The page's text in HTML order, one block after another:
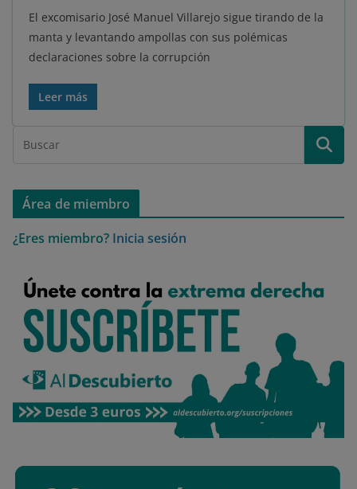
El excomisario José Manuel Villarejo sigue tirando de la
manta y levantando ampollas con sus polémicas
declaraciones sobre la corrupción
Leer más
Área de miembro
¿Eres miembro? Inicia sesión